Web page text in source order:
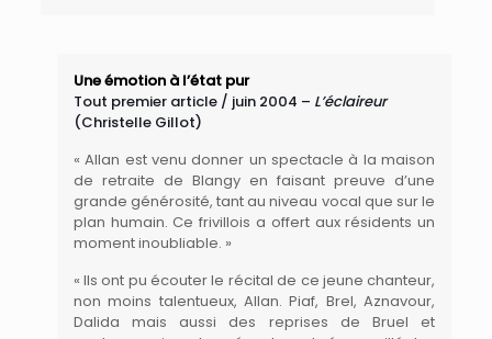
Une émotion à l’état pur
Tout premier article / juin 2004 – L’éclaireur
(Christelle Gillot)
« Allan est venu donner un spectacle à la maison
de retraite de Blangy en faisant preuve d’une
grande générosité, tant au niveau vocal que sur le
plan humain. Ce frivillois a offert aux résidents un
moment inoubliable. »
« Ils ont pu écouter le récital de ce jeune chanteur,
non moins talentueux, Allan. Piaf, Brel, Aznavour,
Dalida mais aussi des reprises de Bruel et